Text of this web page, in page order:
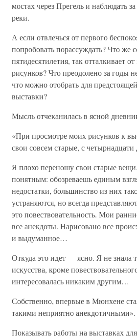
мостах через Прегель и наблюдать
реки.
А если отвлечься от первого
попробовать порассуждать? Что же
пятидесятилетия, так отталкивает
рисунков? Что преодолено за годы
что можно отобрать для
выставки?
Мысль отчеканилась в ясной
«При просмотре моих рисунков к
свои совсем старые, с четырнадцати
Я плохо переношу свои старые
понятным: обозреваешь единым
недостатки, большинство из них
устраняются, но всегда
это повествовательность. Мои
все анекдоты. Нарисовано все
и выдуманное…
Откуда это идет — ясно. Я не знала
искусства, кроме
интересовалась никаким другим…
Собственно, впервые в Мюнхене
такими неприятно анекдотичными».
Показывать работы на выставках